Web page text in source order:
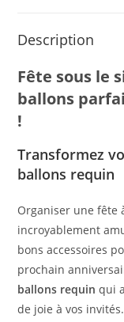
Description
Fête sous le
ballons
!
Transformez
ballons requin
Organiser une fête
incroyablement
bons accessoires
prochain
ballons requin qui
de joie à vos